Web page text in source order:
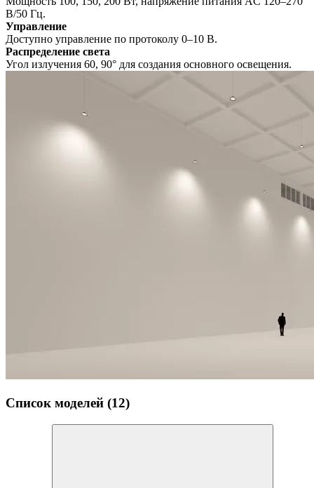
В/50 Гц.
Управление
Доступно управление по протоколу 0–10 В.
Распределение света
Угол излучения 60, 90° для создания основного освещения.
Список моделей (12)